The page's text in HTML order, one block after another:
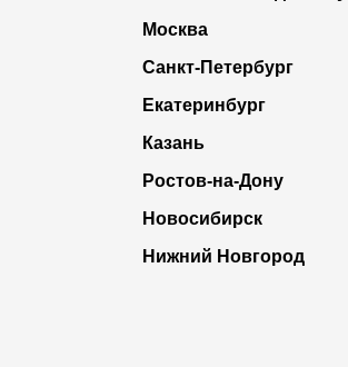
Москва
Санкт-Петербург
Екатеринбург
Казань
Ростов-на-Дону
Новосибирск
Нижний Новгород